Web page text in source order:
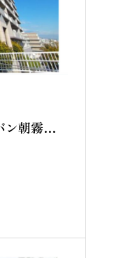
ン朝霧